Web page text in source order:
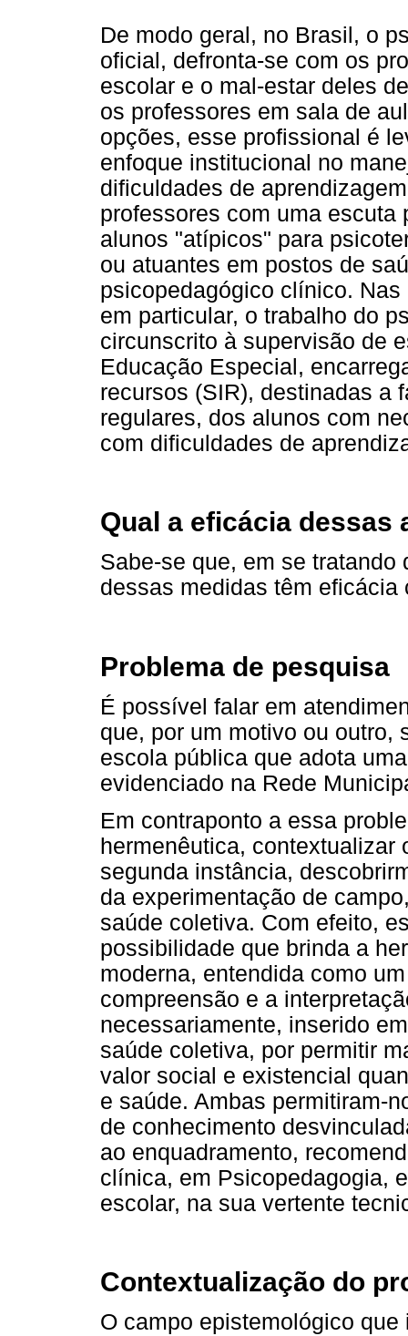
De modo geral, no Brasil, o
oficial, defronta-se com os
escolar e o mal-estar deles
os professores em sala de
opções, esse profissional é
enfoque institucional no
dificuldades de
professores com uma
alunos "atípicos" para
ou atuantes em postos de
psicopedagógico clínico.
em particular, o trabalho do
circunscrito à supervisão de
Educação Especial,
recursos (SIR), destinadas a
regulares, dos alunos com
com dificuldades de
Qual a eficácia dessas
Sabe-se que, em se
dessas medidas têm eficácia
Problema de pesquisa
É possível falar em
que, por um motivo ou outro,
escola pública que adota
evidenciado na Rede
Em contraponto a essa
hermenêutica, contextualizar
segunda instância,
da experimentação de
saúde coletiva. Com efeito,
possibilidade que brinda a
moderna, entendida como
compreensão e a
necessariamente, inserido
saúde coletiva, por permitir
valor social e existencial
e saúde. Ambas permitiram-
de conhecimento
ao enquadramento,
clínica, em Psicopedagogia,
escolar, na sua vertente
Contextualização do
O campo epistemológico